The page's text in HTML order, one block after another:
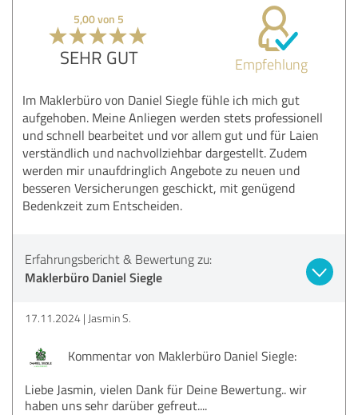
5,00 von 5
SEHR GUT Empfehlung
Im Maklerbüro von Daniel Siegle fühle ich mich gut
aufgehoben. Meine Anliegen werden stets professionell
und schnell bearbeitet und vor allem gut und für Laien
verständlich und nachvollziehbar dargestellt. Zudem
werden mir unaufdringlich Angebote zu neuen und
besseren Versicherungen geschickt, mit genügend
Bedenkzeit zum Entscheiden.
Erfahrungsbericht & Bewertung zu:
Maklerbüro Daniel Siegle
17.11.2024 Jasmin S.
Kommentar von Maklerbüro Daniel Siegle:
Liebe Jasmin, vielen Dank für Deine Bewertung.. wir
haben uns sehr darüber gefreut....